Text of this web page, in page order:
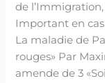
de
Important en cas
La maladie de
rouges» Par
amende de 3